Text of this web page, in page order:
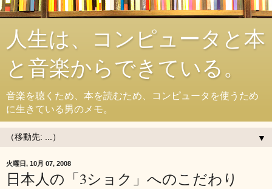
人生は、コンピュータと本
と音楽からできている。
音楽を聴くため、本を読むため、コンピュータを使うため
に生きている男のメモ。
▼
火曜日, 10月 07, 2008
日本人の「3ショク」へのこだわり